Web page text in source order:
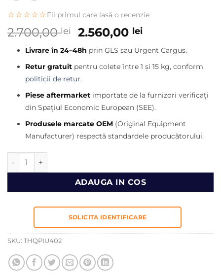
☆☆☆☆☆ Fii primul care lasă o recenzie
2.700,00lei
Prețul
inițial
a
fost:
2.700,00 lei.
2.560,00 leiPrețul
este:
2.560,00 lei.
Livrare în 24–48h prin GLS sau Urgent Cargus.
Retur gratuit pentru colete între 1 și 15 kg, conform
politicii de retur.
Piese aftermarket importate de la furnizori verificați
din Spațiul Economic European (SEE).
Produsele marcate OEM (Original Equipment
Manufacturer) respectă standardele producătorului.
Cantitate Turbosuflanta incarcator Case 121E, 221E, 321E
ADAUGA IN COS
SOLICITA IDENTIFICARE
SKU: THQPIU402